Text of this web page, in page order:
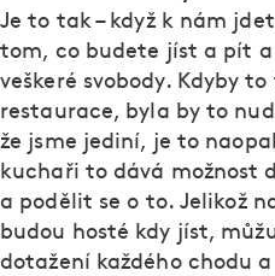
Je to tak – když k nám
tom, co budete jíst a pít a
veškeré svobody. Kdyby
restaurace, byla by to
že jsme jediní, je to
kuchaři to dává možnost
a podělit se o to. Jelikož
budou hosté kdy jíst,
dotažení každého chodu